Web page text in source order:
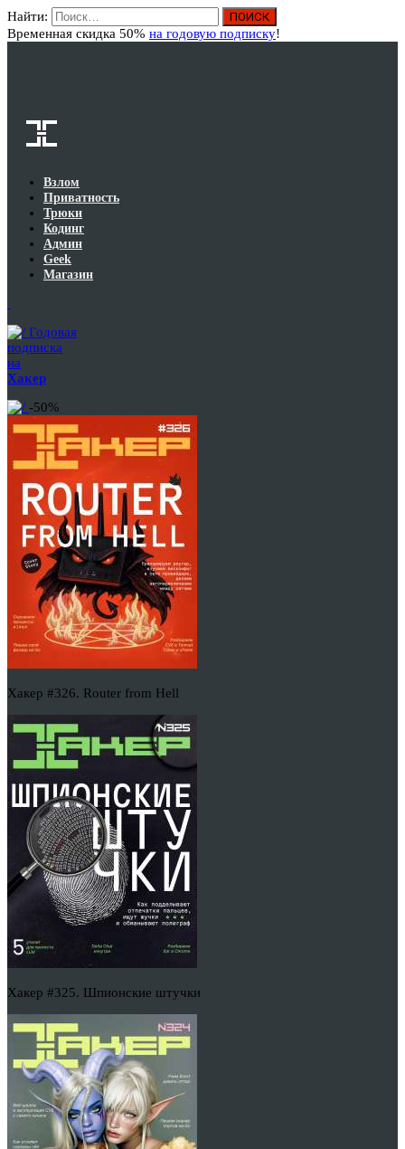
Найти:
Временная скидка 50% на годовую подписку!
Взлом
Приватность
Трюки
Кодинг
Админ
Geek
Магазин
Годовая
подписка
на
Хакер
-50%
Хакер #326. Router from Hell
Хакер #325. Шпионские штучки